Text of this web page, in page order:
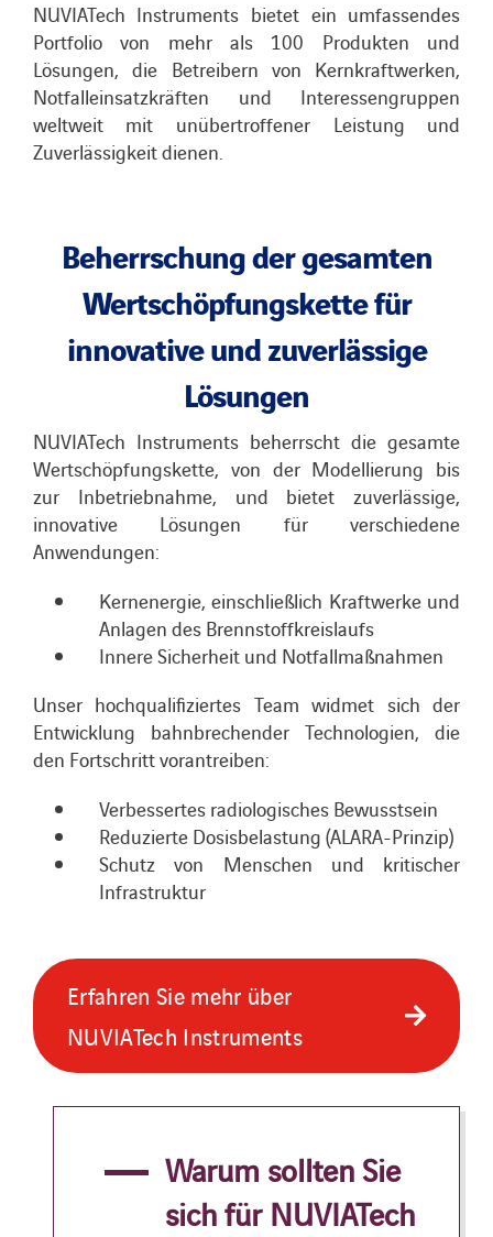
NUVIATech Instruments bietet ein umfassendes
Portfolio von mehr als 100 Produkten und
Lösungen, die Betreibern von Kernkraftwerken,
Notfalleinsatzkräften und Interessengruppen
weltweit mit unübertroffener Leistung und
Zuverlässigkeit dienen.
Beherrschung der gesamten
Wertschöpfungskette für
innovative und zuverlässige
Lösungen
NUVIATech Instruments beherrscht die gesamte
Wertschöpfungskette, von der Modellierung bis
zur Inbetriebnahme, und bietet zuverlässige,
innovative Lösungen für verschiedene
Anwendungen:
Kernenergie, einschließlich Kraftwerke und
Anlagen des Brennstoffkreislaufs
Innere Sicherheit und Notfallmaßnahmen
Unser hochqualifiziertes Team widmet sich der
Entwicklung bahnbrechender Technologien, die
den Fortschritt vorantreiben:
Verbessertes radiologisches Bewusstsein
Reduzierte Dosisbelastung (ALARA-Prinzip)
Schutz von Menschen und kritischer
Infrastruktur
Erfahren Sie mehr über
NUVIATech Instruments
Warum sollten Sie
sich für NUVIATech